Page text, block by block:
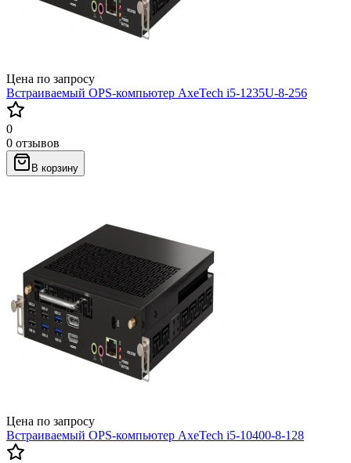
Цена по запросу
Встраиваемый OPS-компьютер AxeTech i5-1235U-8-256
0
0 отзывов
В корзину
Цена по запросу
Встраиваемый OPS-компьютер AxeTech i5-10400-8-128